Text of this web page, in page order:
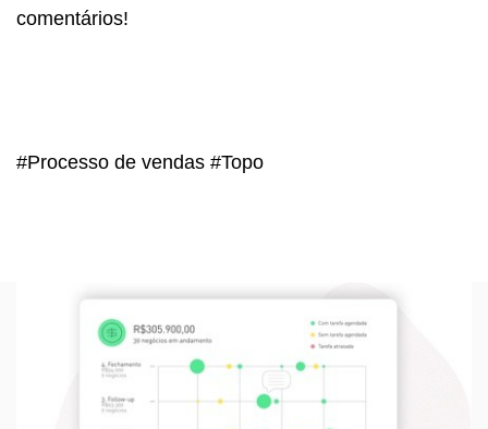
comentários!
#Processo de vendas #Topo